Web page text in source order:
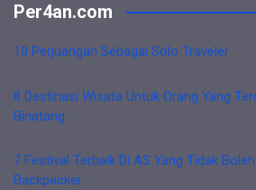
Per4an.com
10 Perjuangan Sebagai Solo Traveler
8 Destinasi Wisata Untuk Orang Yang
Binatang
7 Festival Terbaik Di AS Yang Tidak
Backpacker